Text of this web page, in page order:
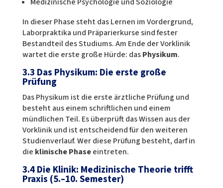
In dieser Phase steht das Lernen im Vordergrund,
Laborpraktika und Präparierkurse sind fester
Bestandteil des Studiums. Am Ende der Vorklinik
wartet die erste große Hürde: dasPhysikum.
3.3 Das Physikum: Die erste große
Prüfung
Das Physikum ist die erste ärztliche Prüfung und
besteht aus einem schriftlichen und einem
mündlichen Teil. Es überprüft das Wissen aus der
Vorklinik und ist entscheidend für den weiteren
Studienverlauf. Wer diese Prüfung besteht, darf in
die klinische Phaseeintreten.
3.4 Die Klinik: Medizinische Theorie trifft
Praxis (5.–10. Semester)